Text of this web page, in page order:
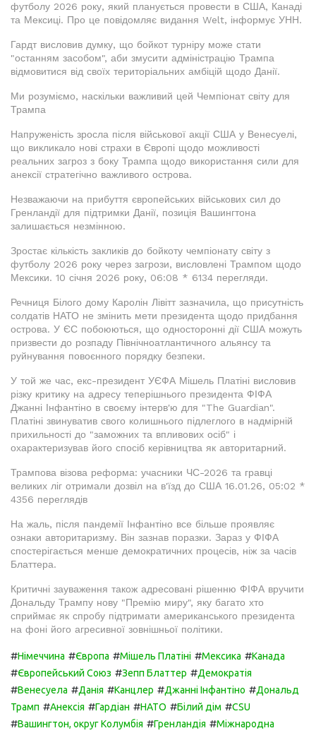
футболу 2026 року, який планується провести в США, Канаді
та Мексиці. Про це повідомляє видання Welt, інформує УНН.
Гардт висловив думку, що бойкот турніру може стати
"останням засобом", аби змусити адміністрацію Трампа
відмовитися від своїх територіальних амбіцій щодо Данії.
Ми розуміємо, наскільки важливий цей Чемпіонат світу для
Трампа
Напруженість зросла після військової акції США у Венесуелі,
що викликало нові страхи в Європі щодо можливості
реальних загроз з боку Трампа щодо використання сили для
анексії стратегічно важливого острова.
Незважаючи на прибуття європейських військових сил до
Гренландії для підтримки Данії, позиція Вашингтона
залишається незмінною.
Зростає кількість закликів до бойкоту чемпіонату світу з
футболу 2026 року через загрози, висловлені Трампом щодо
Мексики. 10 січня 2026 року, 06:08 * 6134 перегляди.
Речниця Білого дому Каролін Лівітт зазначила, що присутність
солдатів НАТО не змінить мети президента щодо придбання
острова. У ЄС побоюються, що односторонні дії США можуть
призвести до розпаду Північноатлантичного альянсу та
руйнування повоєнного порядку безпеки.
У той же час, екс-президент УЄФА Мішель Платіні висловив
різку критику на адресу теперішнього президента ФІФА
Джанні Інфантіно в своєму інтерв'ю для "The Guardian".
Платіні звинуватив свого колишнього підлеглого в надмірній
прихильності до "заможних та впливових осіб" і
охарактеризував його спосіб керівництва як авторитарний.
Трампова візова реформа: учасники ЧС-2026 та гравці
великих ліг отримали дозвіл на в'їзд до США 16.01.26, 05:02 *
4356 переглядів
На жаль, після пандемії Інфантіно все більше проявляє
ознаки авторитаризму. Він зазнав поразки. Зараз у ФІФА
спостерігається менше демократичних процесів, ніж за часів
Блаттера.
Критичні зауваження також адресовані рішенню ФІФА вручити
Дональду Трампу нову "Премію миру", яку багато хто
сприймає як спробу підтримати американського президента
на фоні його агресивної зовнішньої політики.
#Німеччина #Європа #Мішель Платіні #Мексика #Канада
#Європейський Союз #Зепп Блаттер #Демократія
#Венесуела #Данія #Канцлер #Джанні Інфантіно #Дональд
Трамп #Анексія #Гардіан #НАТО #Білий дім #CSU
#Вашингтон, округ Колумбія #Гренландія #Міжнародна